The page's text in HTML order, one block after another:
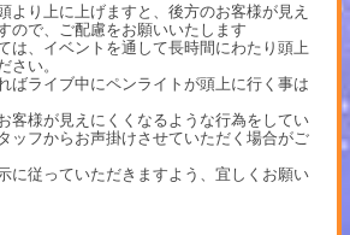
より上に上げますと、後方のお客様が見え
ので、ご配慮をお願いいたします
は、イベントを通して長時間にわたり頭上
さい。
ばライブ中にペンライトが頭上に行く事は
客様が見えにくくなるような行為をしてい
ッフからお声掛けさせていただく場合がご
に従っていただきますよう、宜しくお願い